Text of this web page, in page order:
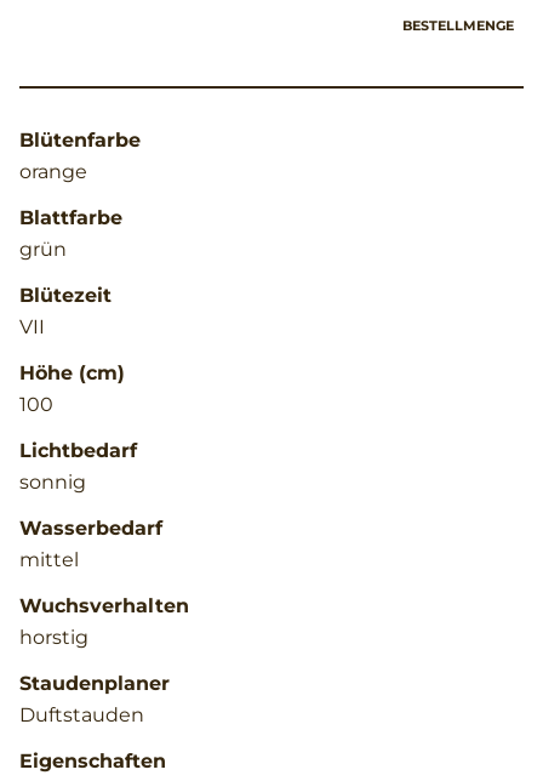
BESTELLMENGE
Blütenfarbe
orange
Blattfarbe
grün
Blütezeit
VII
Höhe (cm)
100
Lichtbedarf
sonnig
Wasserbedarf
mittel
Wuchsverhalten
horstig
Staudenplaner
Duftstauden
Eigenschaften